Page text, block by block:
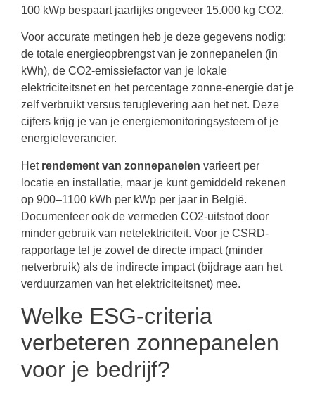
100 kWp bespaart jaarlijks ongeveer 15.000 kg CO2.
Voor accurate metingen heb je deze gegevens nodig:
de totale energieopbrengst van je zonnepanelen (in
kWh), de CO2-emissiefactor van je lokale
elektriciteitsnet en het percentage zonne-energie dat je
zelf verbruikt versus teruglevering aan het net. Deze
cijfers krijg je van je energiemonitoringsysteem of je
energieleverancier.
Het rendement van zonnepanelen varieert per
locatie en installatie, maar je kunt gemiddeld rekenen
op 900–1100 kWh per kWp per jaar in België.
Documenteer ook de vermeden CO2-uitstoot door
minder gebruik van netelektriciteit. Voor je CSRD-
rapportage tel je zowel de directe impact (minder
netverbruik) als de indirecte impact (bijdrage aan het
verduurzamen van het elektriciteitsnet) mee.
Welke ESG-criteria
verbeteren zonnepanelen
voor je bedrijf?